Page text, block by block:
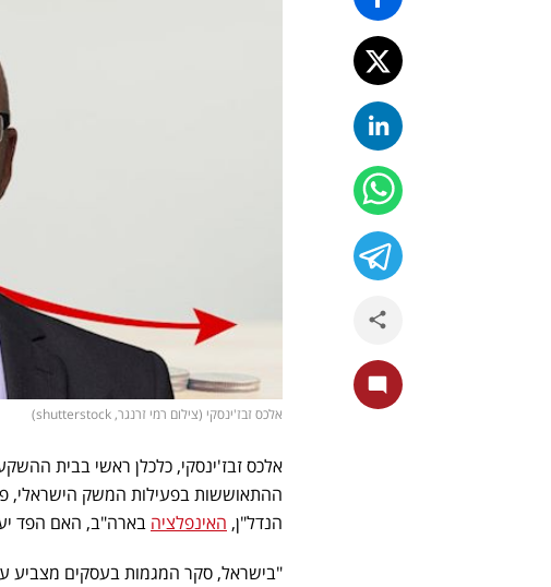
אלכס זבז'ינסקי (צילום רמי זרנגר, shutterstock)
אלכס זבז'ינסקי, כלכלן ראשי בבית
ההתאוששות בפעילות המשק הישראלי,
הנדל"ן, האינפלציה בארה"ב, האם הפד
"בישראל, סקר המגמות בעסקים